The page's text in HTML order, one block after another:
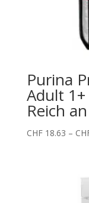
Purina
Adult 1+
Reich
CHF18.63 –